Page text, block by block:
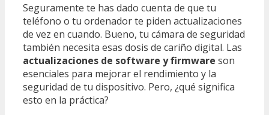
Seguramente te has dado cuenta de que tu
teléfono o tu ordenador te piden actualizaciones
de vez en cuando. Bueno, tu cámara de seguridad
también necesita esas dosis de cariño digital. Las
actualizaciones de software y firmware son
esenciales para mejorar el rendimiento y la
seguridad de tu dispositivo. Pero, ¿qué significa
esto en la práctica?